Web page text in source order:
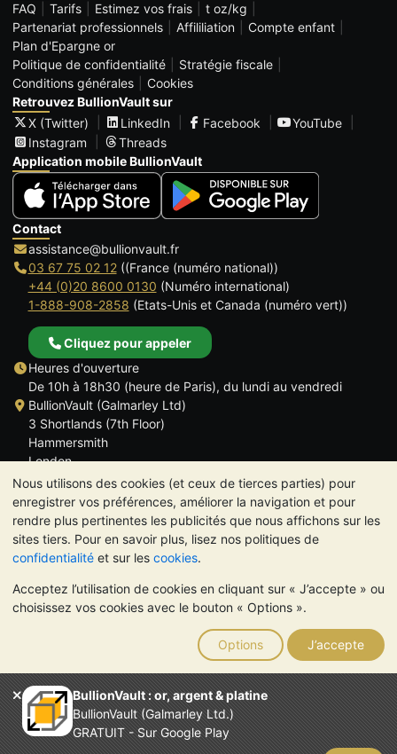
Nous utilisons des cookies (et ceux de tierces parties) pour
enregistrer vos préférences, améliorer la navigation et pour
rendre plus pertinentes les publicités que nous affichons sur les
sites tiers. Pour en savoir plus, lisez nos politiques de
confidentialité et sur les cookies.
Acceptez l’utilisation de cookies en cliquant sur « J’accepte » ou
choisissez vos cookies avec le bouton « Options ».
Options J’accepte
BullionVault : or, argent & platine
BullionVault (Galmarley Ltd.)
GRATUIT - Sur Google Play
FAQ
Tarifs Estimez vos frais
t oz/kg
Partenariat professionnels
Affililiation
Compte enfant
Plan d'Epargne or
Politique de confidentialité
Stratégie fiscale
Conditions générales
Cookies
Retrouvez BullionVault sur
X (Twitter)
LinkedIn Facebook
YouTube
Instagram
Threads
Application mobile BullionVault
Contact
assistance@bullionvault.fr
03 67 75 02 12((France (numéro national))
+44 (0)20 8600 0130 (Numéro international)
1-888-908-2858 (Etats-Unis et Canada (numéro vert))
Cliquez pour appeler
Heures d'ouverture
De 10h à 18h30 (heure de Paris), du lundi au vendredi
BullionVault (Galmarley Ltd)
3 Shortlands (7th Floor)
Hammersmith
London
W6 8DA
ROYAUME UNI
TrustScore 4.6 | 534 avis
VEUILLEZ NOTER: La valeur des métaux précieux peut aussi
bien baisser qu'augmenter. Les tendances historiques ne
garantissent pas l'évolution future des cours. Rien sur les sites
Internet de BullionVault ou dans ses communications ne
constitue un conseil en investissement. Demander l'avis d'un
professionnel est à envisager pour déterminer si la possession
de métaux précieux vous convient.
Entreprise enregistrée en Grande-Bretagne (numéro 4943684)